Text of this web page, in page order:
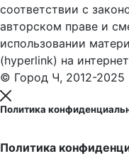
соответствии с
авторском праве и
использовании
(hyperlink) на
© Город Ч, 2012-2025
Политика
Политика